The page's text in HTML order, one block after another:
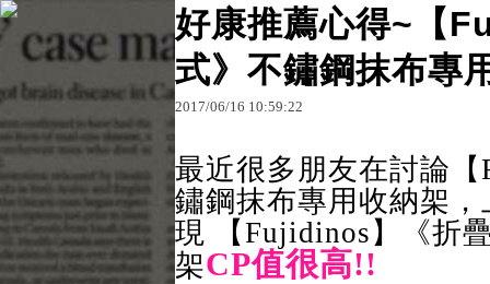
原文網址：http://blog.udn.com/rossedum/
好康推薦心得~【
式》不鏽鋼抹布專
2017/06/16 10:59:22
最近很多朋友在討論
鏽鋼抹布專用收納架
現 【Fujidinos】《折
架CP值很高!!